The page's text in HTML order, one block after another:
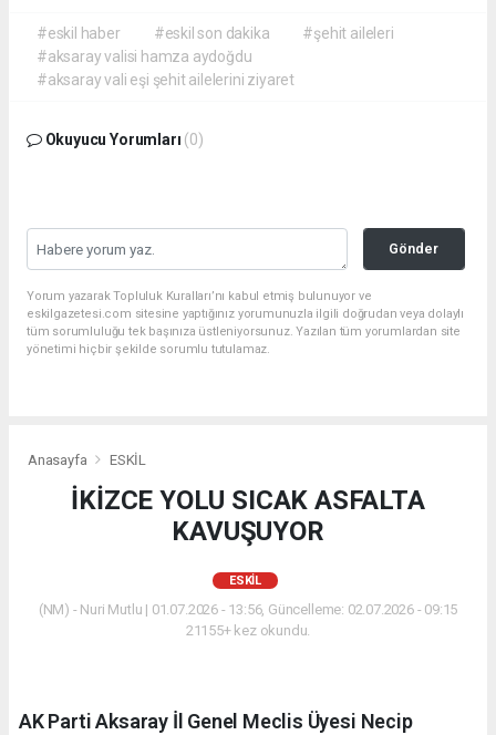
#eskil haber #eskil son dakika
#şehit aileleri
#aksaray valisi hamza aydoğdu
#aksaray vali eşi şehit ailelerini ziyaret
Okuyucu Yorumları (0)
Gönder
Yorum yazarak Topluluk Kuralları’nı kabul etmiş bulunuyor ve
eskilgazetesi.com sitesine yaptığınız yorumunuzla ilgili doğrudan veya dolaylı
tüm sorumluluğu tek başınıza üstleniyorsunuz. Yazılan tüm yorumlardan site
yönetimi hiçbir şekilde sorumlu tutulamaz.
Anasayfa ESKİL
İKİZCE YOLU SICAK ASFALTA
KAVUŞUYOR
ESKİL
(NM) - Nuri Mutlu | 01.07.2026 - 13:56, Güncelleme: 02.07.2026 - 09:15
21155+ kez okundu.
AK Parti Aksaray İl Genel Meclis Üyesi Necip